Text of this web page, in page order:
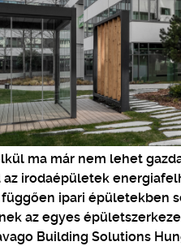
ma már nem lehet
az irodaépületek
ipari épületekben
az egyes
Building Solutions